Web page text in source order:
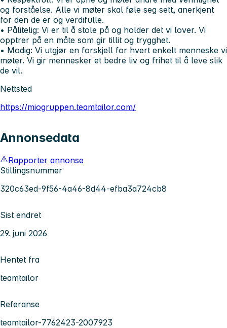
og forståelse. Alle vi møter skal føle seg sett, anerkjent
for den de er og verdifulle.
• Pålitelig: Vi er til å stole på og holder det vi lover. Vi
opptrer på en måte som gir tillit og trygghet.
• Modig: Vi utgjør en forskjell for hvert enkelt menneske vi
møter. Vi gir mennesker et bedre liv og frihet til å leve slik
de vil.
Nettsted
https://miogruppen.teamtailor.com/
Annonsedata
Rapporter annonse
Stillingsnummer
320c63ed-9f56-4a46-8d44-efba3a724cb8
Sist endret
29. juni 2026
Hentet fra
teamtailor
Referanse
teamtailor-7762423-2007923